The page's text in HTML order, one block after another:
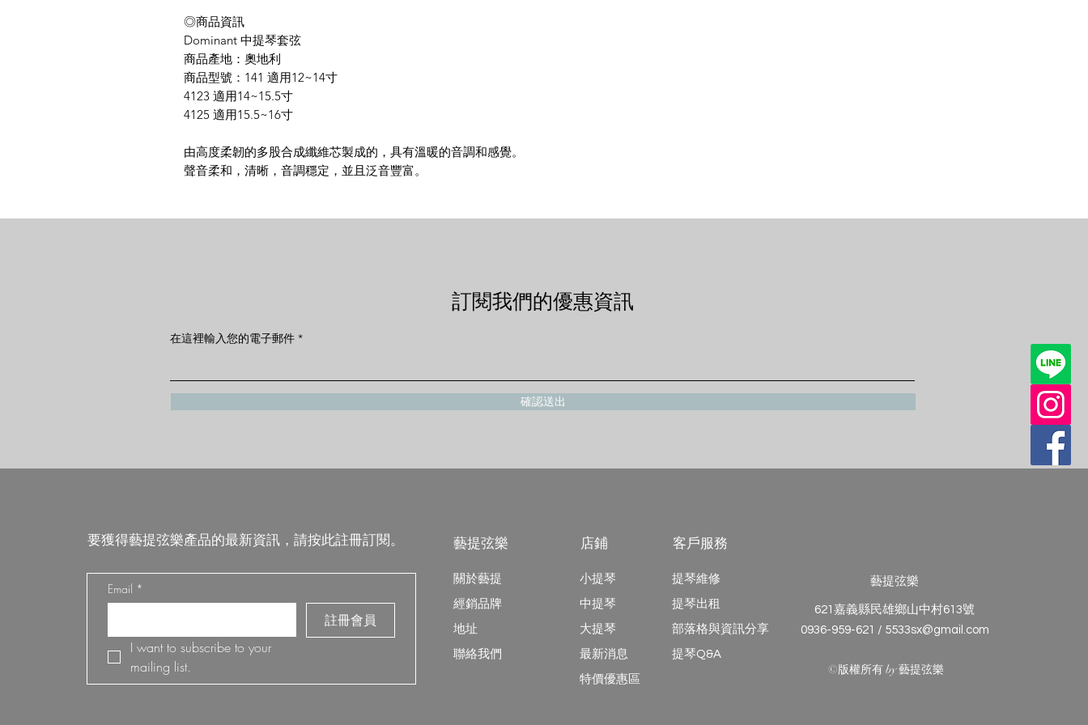
◎商品資訊
Dominant 中提琴套弦
商品產地：奧地利
商品型號：141 適用12~14寸
4123 適用14~15.5寸
4125 適用15.5~16寸
由高度柔韌的多股合成纖維芯製成的，具有溫暖的音調和感覺。
聲音柔和，清晰，音調穩定，並且泛音豐富。
訂閱我們的優惠資訊
在這裡輸入您的電子郵件
確認送出
要獲得藝提弦樂產品的最新資訊，請按此註冊訂閱。
Email *
註冊會員
I want to subscribe to your
mailing list.
藝提弦樂
關於藝提
經銷品牌
地址
​聯絡我們
店鋪 客戶服務
小提琴
中提琴
大提琴
最新消息
特價優惠區
提琴維修
提琴出租
​部落格與資訊分享
提琴Q&A
藝提弦樂
621嘉義縣民雄鄉山中村613號
0936-959-621 / 5533sx@gmail.com
©版權所有 by 藝提弦樂